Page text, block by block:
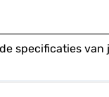
specificaties